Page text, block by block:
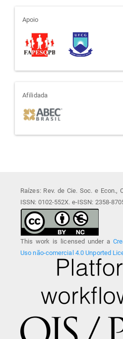
apoio
Apoio
afiliada
Afilidada
Raízes: Rev. de Cie. Soc. e Econ.,
ISSN: 0102-552X. e-ISSN: 2358-
This work is licensed under a
Uso não-comercial 4.0 Unported